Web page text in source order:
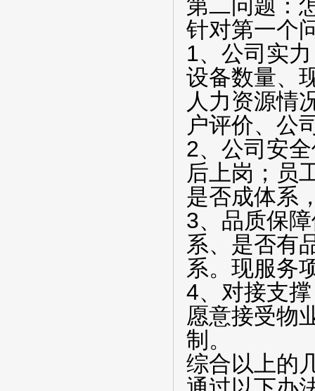
第二问题：
针对第一个
1、公司实
设备数量、
人力资源情
户评价、公
2、公司安
后上岗；员
是否成体系
3、品质保
系、是否有
系。现服务
4、对接支
愿意接受物
制。
综合以上的